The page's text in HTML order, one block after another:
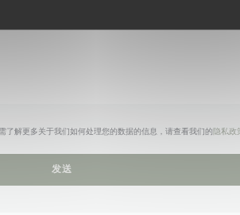
了解更多关于我们如何处理您的数据的信息，请查看我们的隐私政